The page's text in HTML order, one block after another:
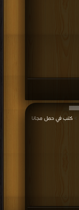
كتب في حمل مجانا